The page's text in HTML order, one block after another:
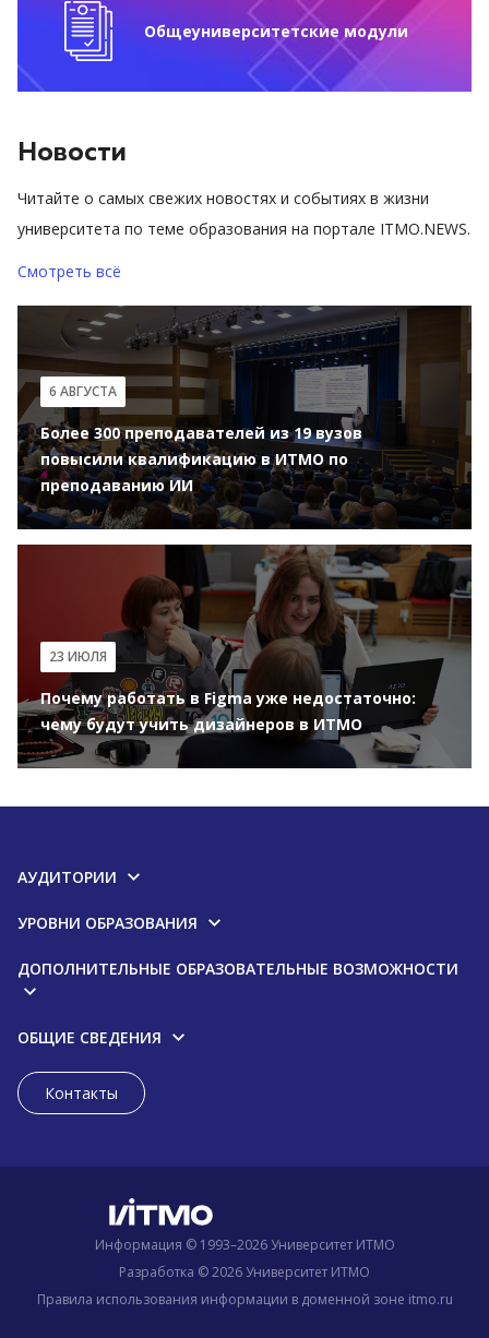
Общеуниверситетские модули
Новости
Читайте о самых свежих новостях и событиях в жизни
университета по теме образования на портале ITMO.NEWS.
Смотреть всё
6 АВГУСТА
Более 300 преподавателей из 19 вузов
повысили квалификацию в ИТМО по
преподаванию ИИ
23 ИЮЛЯ
Почему работать в Figma уже недостаточно:
чему будут учить дизайнеров в ИТМО
АУДИТОРИИ
УРОВНИ ОБРАЗОВАНИЯ
ДОПОЛНИТЕЛЬНЫЕ ОБРАЗОВАТЕЛЬНЫЕ ВОЗМОЖНОСТИ
ОБЩИЕ СВЕДЕНИЯ
Контакты
Информация © 1993–2026 Университет ИТМО
Разработка © 2026 Университет ИТМО
Правила использования информации в доменной зоне itmo.ru